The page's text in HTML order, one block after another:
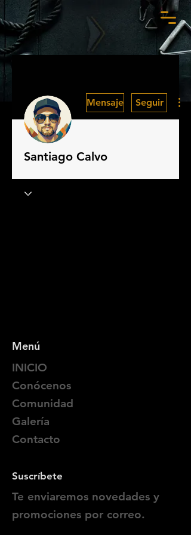
Mensaje Seguir
Santiago Calvo
Menú
INICIO
Conócenos
Comunidad
Galería
Contacto
Suscríbete
Te enviaremos novedades y
promociones por correo.